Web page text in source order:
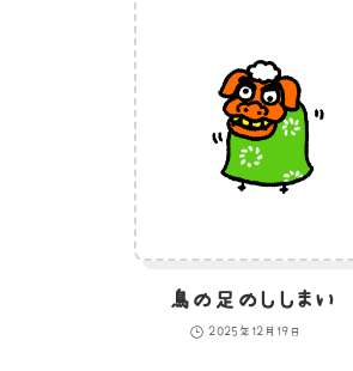
鳥の足のししまい
2025年12月19日